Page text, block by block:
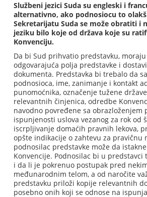
Službeni jezici Suda su engleski i
alternativno, ako podnosiocu to
Sekretarijatu Suda se može obratiti i
jeziku bilo koje od država koje su
Konvenciju.
Da bi Sud prihvatio predstavku,
odgovarajuća polja predstavke i
dokumenta. Predstavka bi trebalo da
podnosioca, ime, zanimanje i kontakt
punomoćnika, označenje tužene
relevantnih činjenica, odredbe
navodno povređene sa obrazloženjem
ispunjenosti uslova vezanog za rok od
iscrpljivanje domaćih pravnih lekova,
opšte indikacije o zahtevu za pravičnu
podnosilac predstavke može da
Konvencije. Podnosilac bi u predstavci
i da li je pokrenuo postupak pred
međunarodnim telom, a od naročite
predstavku priloži kopije relevantnih
posebno onih koji se odnose na